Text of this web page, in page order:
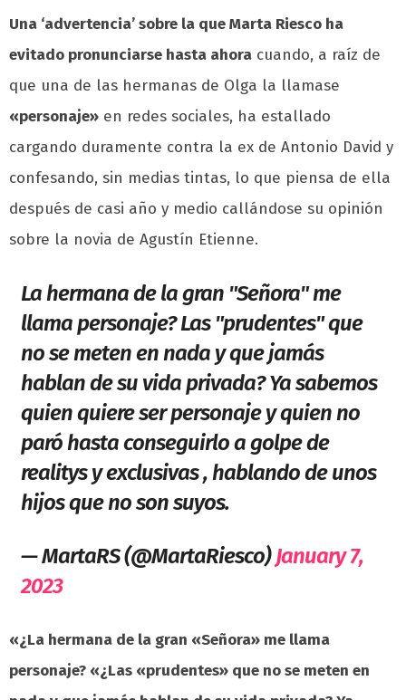
Una ‘advertencia’ sobre la que Marta Riesco ha
evitado pronunciarse hasta ahora cuando, a raíz de
que una de las hermanas de Olga la llamase
«personaje» en redes sociales, ha estallado
cargando duramente contra la ex de Antonio David y
confesando, sin medias tintas, lo que piensa de ella
después de casi año y medio callándose su opinión
sobre la novia de Agustín Etienne.
La hermana de la gran "Señora" me
llama personaje? Las "prudentes" que
no se meten en nada y que jamás
hablan de su vida privada? Ya sabemos
quien quiere ser personaje y quien no
paró hasta conseguirlo a golpe de
realitys y exclusivas , hablando de unos
hijos que no son suyos.
— MartaRS (@MartaRiesco)January 7,
2023
«¿La hermana de la gran «Señora» me llama
personaje? «¿Las «prudentes» que no se meten en